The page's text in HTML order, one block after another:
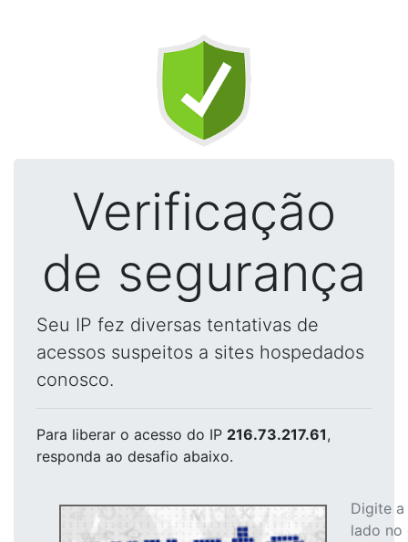
Verificação
de segurança
Seu IP fez diversas tentativas de
acessos suspeitos a sites hospedados
conosco.
Para liberar o acesso do IP 216.73.217.61,
responda ao desafio abaixo.
Digite
lado no